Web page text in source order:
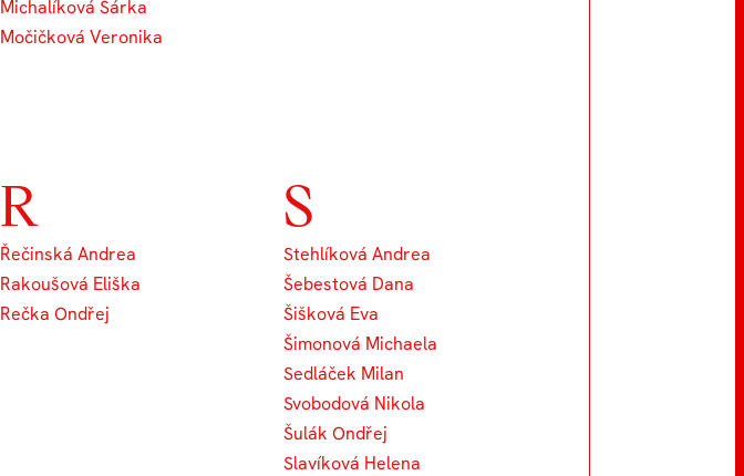
Michalíková Šárka
Močičková Veronika
R
Řečinská Andrea
Rakoušová Eliška
Rečka Ondřej
S
Stehlíková Andrea
Šebestová Dana
Šišková Eva
Šimonová Michaela
Sedláček Milan
Svobodová Nikola
Šulák Ondřej
Slavíková Helena